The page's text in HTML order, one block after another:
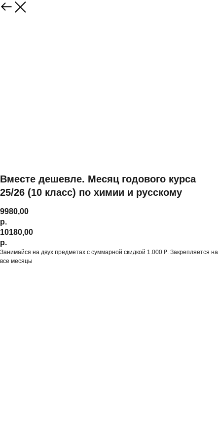
Вместе дешевле. Месяц годового курса
25/26 (10 класс) по химии и русскому
9980,00
р.
10180,00
р.
Занимайся на двух предметах с суммарной скидкой 1.000 ₽. Закрепляется на
все месяцы